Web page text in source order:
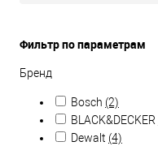
Фильтр по параметрам
Бренд
Bosch (2)
BLACK&DECKER
Dewalt (4)